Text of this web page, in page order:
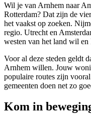
Wil je van Arnhem naar
Rotterdam? Dat zijn de
het vaakst op zoeken.
regio. Utrecht en
westen van het land wil
Voor al deze steden geldt
Arnhem willen. Jouw
populaire routes zijn
gemeenten doen net zo
Kom in